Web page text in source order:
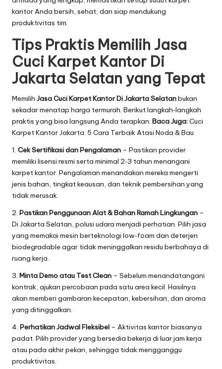
kantor Anda bersih, sehat, dan siap mendukung
produktivitas tim.
Tips Praktis Memilih Jasa
Cuci Karpet Kantor Di
Jakarta Selatan yang Tepat
Memilih Jasa Cuci Karpet Kantor Di Jakarta Selatanbukan
sekadar menatap harga termurah. Berikut langkah‑langkah
praktis yang bisa langsung Anda terapkan: Baca Juga:Cuci
Karpet Kantor Jakarta: 5 Cara Terbaik Atasi Noda & Bau
1. Cek Sertifikasi dan Pengalaman – Pastikan provider
memiliki lisensi resmi serta minimal 2‑3 tahun menangani
karpet kantor. Pengalaman menandakan mereka mengerti
jenis bahan, tingkat keausan, dan teknik pembersihan yang
tidak merusak.
2. Pastikan Penggunaan Alat & Bahan Ramah Lingkungan –
Di Jakarta Selatan, polusi udara menjadi perhatian. Pilih jasa
yang memakai mesin berteknologi low‑foam dan deterjen
biodegradable agar tidak meninggalkan residu berbahaya di
ruang kerja.
3. Minta Demo atau Test Clean – Sebelum menandatangani
kontrak, ajukan percobaan pada satu area kecil. Hasilnya
akan memberi gambaran kecepatan, kebersihan, dan aroma
yang ditinggalkan.
4. Perhatikan Jadwal Fleksibel – Aktivitas kantor biasanya
padat. Pilih provider yang bersedia bekerja di luar jam kerja
atau pada akhir pekan, sehingga tidak mengganggu
produktivitas.